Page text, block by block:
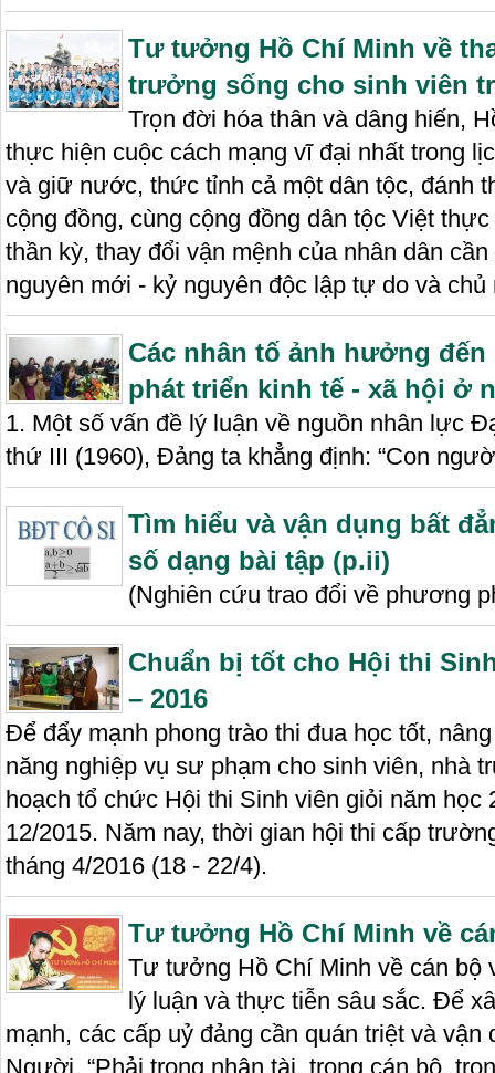
Tư tưởng Hồ Chí Minh về
trưởng sống cho sinh viên
Trọn đời hóa thân và dâng hiến,
thực hiện cuộc cách mạng vĩ đại nhất trong
và giữ nước, thức tỉnh cả một dân tộc, đánh
cộng đồng, cùng cộng đồng dân tộc Việt
thần kỳ, thay đổi vận mệnh của nhân dân
nguyên mới - kỷ nguyên độc lập tự do và chủ
Các nhân tố ảnh hưởng
phát triển kinh tế - xã hội ở
1. Một số vấn đề lý luận về nguồn nhân lực
thứ III (1960), Đảng ta khẳng định: “Con
Tìm hiểu và vận dụng bất
số dạng bài tập (p.ii)
(Nghiên cứu trao đổi về phương
Chuẩn bị tốt cho Hội thi
– 2016
Để đẩy mạnh phong trào thi đua học tốt,
năng nghiệp vụ sư phạm cho sinh viên, nhà
hoạch tổ chức Hội thi Sinh viên giỏi năm học
12/2015. Năm nay, thời gian hội thi cấp
tháng 4/2016 (18 - 22/4).
Tư tưởng Hồ Chí Minh về
Tư tưởng Hồ Chí Minh về cán bộ
lý luận và thực tiễn sâu sắc. Để
mạnh, các cấp uỷ đảng cần quán triệt và
Người. “Phải trọng nhân tài, trọng cán bộ,